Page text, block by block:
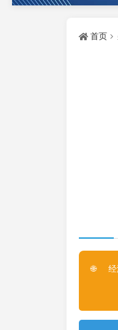
首页
🌐